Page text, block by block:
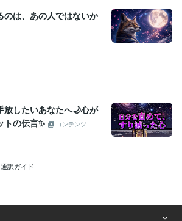
のは、あの人ではないか
放したいあなたへ🌙心が
トの伝言✨
コンテンツ
訳ガイド